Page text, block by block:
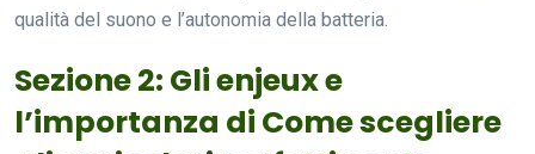
qualità del suono e l’autonomia della batteria.
Sezione 2: Gli enjeux e
l’importanza di Come scegliere